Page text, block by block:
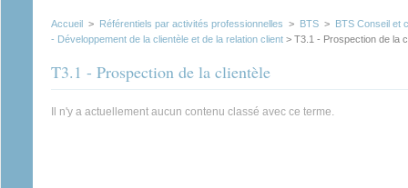
Accueil > Référentiels par activités professionnelles > BTS > BTS Conseil et
- Développement de la clientèle et de la relation client > T3.1 - Prospection de la
T3.1 - Prospection de la clientèle
Il n'y a actuellement aucun contenu classé avec ce terme.